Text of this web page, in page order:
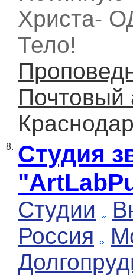
Христа-
Тело!
Почтовый
8. Студия
Студии
Россия